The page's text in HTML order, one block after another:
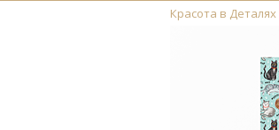
Красота в Деталях